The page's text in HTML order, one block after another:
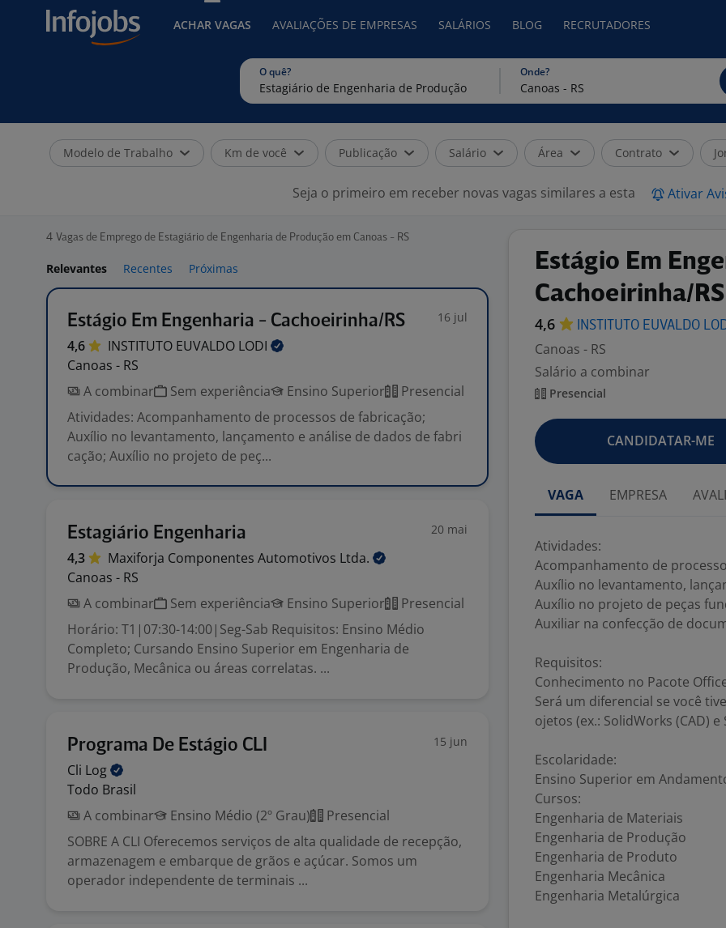
ACHAR VAGAS AVALIAÇÕES DE EMPRESAS SALÁRIOS BLOG RECRUTADORES
O quê? Onde?
Modelo de Trabalho Km de você Publicação Salário Área Contrato
Seja o primeiro em receber novas vagas similares a esta Ativar
4 Vagas de Emprego de Estagiário de Engenharia de Produção em Canoas - RS
Relevantes Recentes Próximas
Estágio Em Engenharia - Cachoeirinha/RS 16 jul
4,6 INSTITUTO EUVALDO LODI
Canoas - RS
A combinar
Sem experiência Ensino Superior
Presencial
Atividades: Acompanhamento de processos de fabricação;
Auxílio no levantamento, lançamento e análise de dados de fabri
cação; Auxílio no projeto de peç...
Estagiário Engenharia 20 mai
4,3 Maxiforja Componentes Automotivos Ltda.
Canoas - RS
A combinar
Sem experiência Ensino Superior
Presencial
Horário: T1|07:30-14:00|Seg-Sab Requisitos: Ensino Médio
Completo; Cursando Ensino Superior em Engenharia de
Produção, Mecânica ou áreas correlatas. ...
Programa De Estágio CLI 15 jun
Cli Log
Todo Brasil
A combinar
Ensino Médio (2º Grau)
Presencial
SOBRE A CLI Oferecemos serviços de alta qualidade de recepção,
armazenagem e embarque de grãos e açúcar. Somos um
operador independente de terminais ...
Estágio Em
Cachoeirinha/RS
4,6 INSTITUTO EUVALDO
Canoas - RS
Salário a combinar
Presencial
CANDIDATAR-ME
VAGA EMPRESA
Atividades:
Acompanhamento de
Auxílio no levantamento,
Auxílio no projeto de peças
Auxiliar na confecção de
Requisitos:
Conhecimento no Pacote
Será um diferencial se você
ojetos (ex.: SolidWorks (CAD)
Escolaridade:
Ensino Superior em
Cursos:
Engenharia de Materiais
Engenharia de Produção
Engenharia de Produto
Engenharia Mecânica
Engenharia Metalúrgica